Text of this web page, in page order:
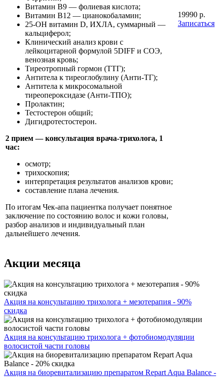
Витамин B9 — фолиевая кислота;
Витамин B12 — цианокобаламин;
25-OH витамин D, ИХЛА, суммарный —
кальциферол;
Клинический анализ крови с
лейкоцитарной формулой 5DIFF и СОЭ,
венозная кровь;
Тиреотропный гормон (ТТГ);
Антитела к тиреоглобулину (Анти-ТГ);
Антитела к микросомальной
тиреопероксидазе (Анти-ТПО);
Пролактин;
Тестостерон общий;
Дигидротестостерон.
2 прием — консультация врача-трихолога, 1
час:
осмотр;
трихоскопия;
интерпретация результатов анализов крови;
составление плана лечения.
По итогам Чек-апа пациентка получает понятное
заключение по состоянию волос и кожи головы,
разбор анализов и индивидуальный план
дальнейшего лечения.
19990 р.
Записаться
Акции месяца
Акция на консультацию трихолога + мезотерапия - 90%
скидка
Акция на консультацию трихолога + фотобиомодуляции
волосистой части головы
Акция на биоревитализацию препаратом Repart Aqua Balance -